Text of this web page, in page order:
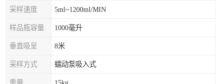
采样速度 5ml~1200ml/MIN
样品瓶容量 1000毫升
垂直吸呈 8米
采样方式 蠕动泵吸入式